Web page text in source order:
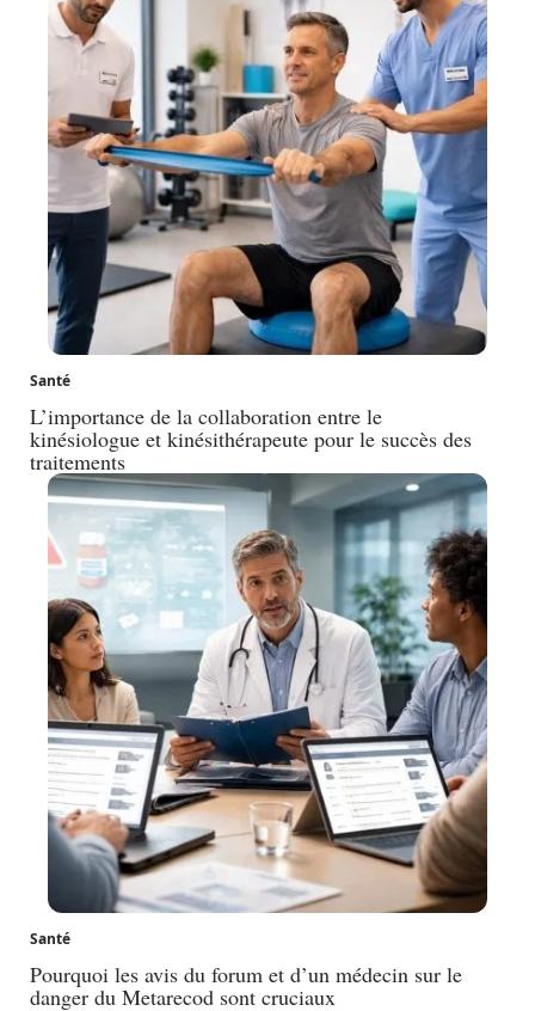
Santé
L’importance de la collaboration entre le
kinésiologue et kinésithérapeute pour le succès des
traitements
Santé
Pourquoi les avis du forum et d’un médecin sur le
danger du Metarecod sont cruciaux